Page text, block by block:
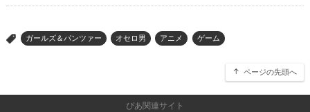
> ガールズ＆パンツァー オセロ男 アニメ ゲーム
ページの先頭へ
ぴあ関連サイト